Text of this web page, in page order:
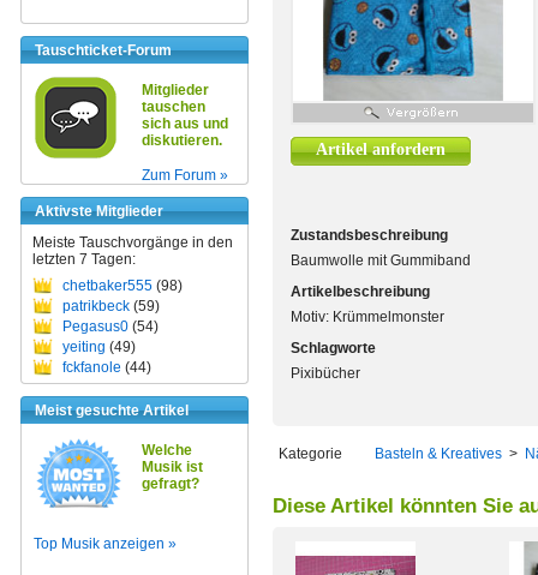
Tauschticket-Forum
Mitglieder
tauschen
sich aus und
diskutieren.
Zum Forum »
Aktivste Mitglieder
Meiste Tauschvorgänge in den
letzten 7 Tagen:
chetbaker555 (98)
patrikbeck (59)
Pegasus0 (54)
yeiting (49)
fckfanole (44)
Meist gesuchte Artikel
Welche
Musik ist
gefragt?
Top Musik anzeigen »
Artikel anfordern
Zustandsbeschreibung
Baumwolle mit Gummiband
Artikelbeschreibung
Motiv: Krümmelmonster
Schlagworte
Pixibücher
Kategorie Basteln & Kreatives >
Diese Artikel könnten Sie